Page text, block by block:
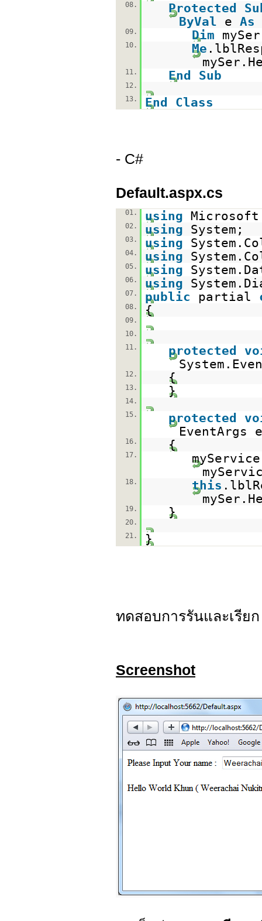
08.
Protected
ByVal e As
09. Dim
10. Me
11. End Sub
12.
13.
End Class
- C#
Default.aspx.cs
01. using
02. using System;
03. using
04. using
05. using
06. using
07. public partial
08. {
09.
10.
11.
protected
12. {
13. }
14.
15.
protected
EventArgs
16. {
17.
18. this
19. }
20.
21.
}
ทดสอบการรันและเรีย
Screenshot